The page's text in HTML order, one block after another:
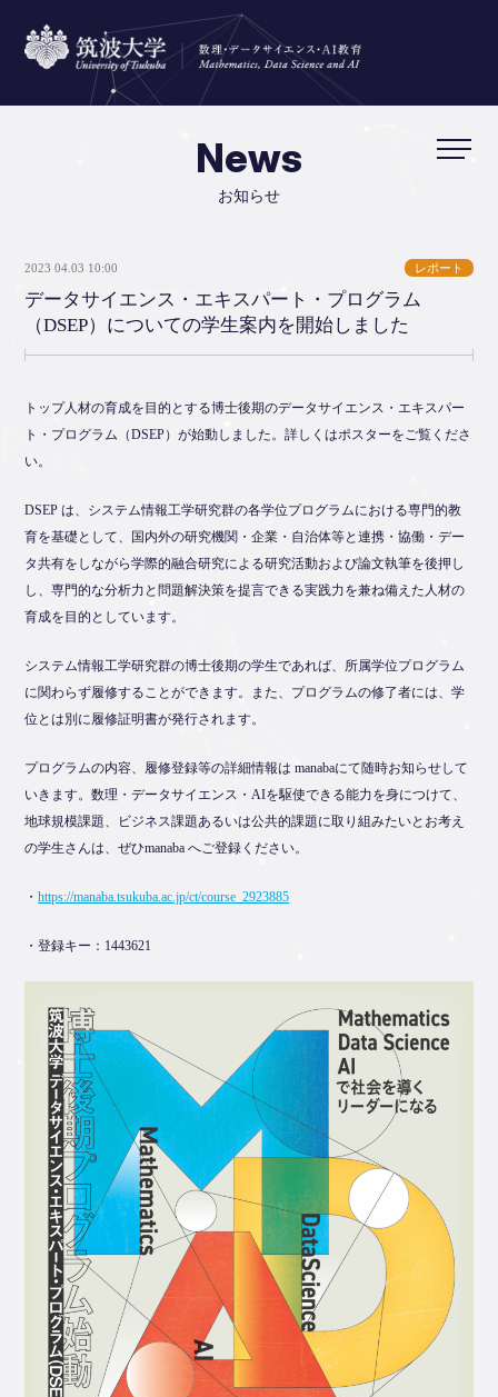
News
お知らせ
2023 04.03 10:00 レポート
データサイエンス・エキスパート・プログラム
（DSEP）についての学生案内を開始しました
トップ人材の育成を目的とする博士後期のデータサイエンス・エキスパー
ト・プログラム（DSEP）が始動しました。詳しくはポスターをご覧くださ
い。
DSEP は、システム情報工学研究群の各学位プログラムにおける専門的教
育を基礎として、国内外の研究機関・企業・自治体等と連携・協働・デー
タ共有をしながら学際的融合研究による研究活動および論文執筆を後押し
し、専門的な分析力と問題解決策を提言できる実践力を兼ね備えた人材の
育成を目的としています。
システム情報工学研究群の博士後期の学生であれば、所属学位プログラム
に関わらず履修することができます。また、プログラムの修了者には、学
位とは別に履修証明書が発行されます。
プログラムの内容、履修登録等の詳細情報は manabaにて随時お知らせして
いきます。数理・データサイエンス・AIを駆使できる能力を身につけて、
地球規模課題、ビジネス課題あるいは公共的課題に取り組みたいとお考え
の学生さんは、ぜひmanaba へご登録ください。
・https://manaba.tsukuba.ac.jp/ct/course_2923885
・登録キー：1443621